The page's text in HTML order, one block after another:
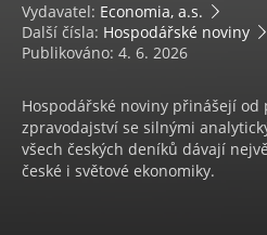
Vydavatel: Economia, a.s.
Další čísla: Hospodářské noviny
Publikováno: 4. 6. 2026
Hospodářské noviny přinášejí
zpravodajství se silnými
všech českých deníků dávají
české i světové ekonomiky.